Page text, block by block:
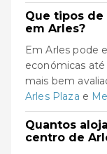
Que tipos
em Arles?
Em Arles pode
económicas até
mais bem
Arles Plaza e
Quantos
centro de